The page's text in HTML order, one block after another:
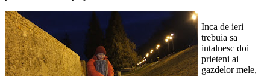
Inca de ieri
trebuia sa
intalnesc doi
prieteni ai
gazdelor mele,